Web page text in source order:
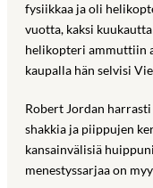
fysiikkaa ja oli
vuotta, kaksi
helikopteri ammuttiin
kaupalla hän selvisi
Robert Jordan
shakkia ja piippujen
kansainvälisiä
menestyssarjaa on